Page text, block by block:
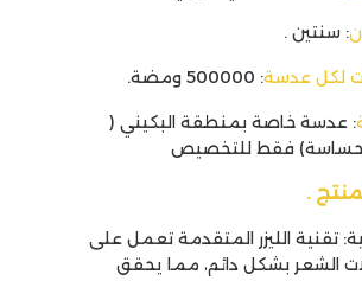
: سنتين .
لكل عدسة: 500000 ومضة .
: عدسة خاصة بمنطقة البكيني (
فقط للتخصيص
.
تقنية الليزر المتقدمة تعمل على
الشعر بشكل دائم، مما يحقق